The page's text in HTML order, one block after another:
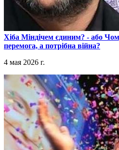
​Хіба Міндічем єдиним? - або
перемога, а потрібна війна?
4 мая 2026 г.